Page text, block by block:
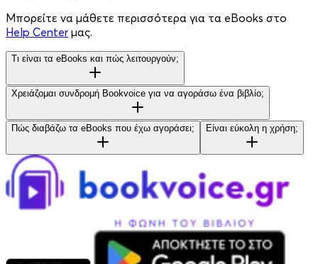
Μπορείτε να μάθετε περισσότερα για τα eBooks στο
Help Center μας.
Τι είναι τα eBooks και πώς λειτουργούν;
Χρειάζομαι συνδρομή Bookvoice για να αγοράσω ένα βιβλίο;
Πώς διαβάζω τα eBooks που έχω αγοράσει; Είναι εύκολη η χρήση;